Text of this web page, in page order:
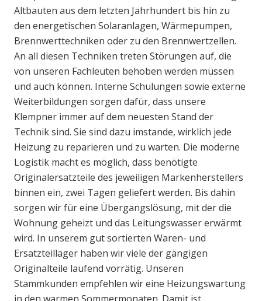
Altbauten aus dem letzten Jahrhundert bis hin zu
den energetischen Solaranlagen, Wärmepumpen,
Brennwerttechniken oder zu den Brennwertzellen.
An all diesen Techniken treten Störungen auf, die
von unseren Fachleuten behoben werden müssen
und auch können. Interne Schulungen sowie externe
Weiterbildungen sorgen dafür, dass unsere
Klempner immer auf dem neuesten Stand der
Technik sind. Sie sind dazu imstande, wirklich jede
Heizung zu reparieren und zu warten. Die moderne
Logistik macht es möglich, dass benötigte
Originalersatzteile des jeweiligen Markenherstellers
binnen ein, zwei Tagen geliefert werden. Bis dahin
sorgen wir für eine Übergangslösung, mit der die
Wohnung geheizt und das Leitungswasser erwärmt
wird. In unserem gut sortierten Waren- und
Ersatzteillager haben wir viele der gängigen
Originalteile laufend vorrätig. Unseren
Stammkunden empfehlen wir eine Heizungswartung